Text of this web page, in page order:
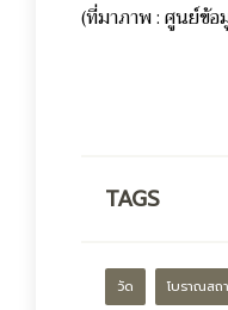
(ที่มาภาพ : ศูนย์ข้อ
TAGS
วัด โบราณสถ